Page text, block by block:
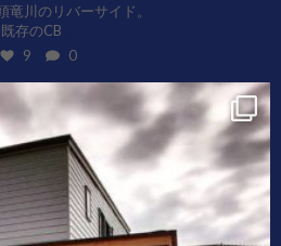
竜川のリバーサイド。
既存のCB
9 0